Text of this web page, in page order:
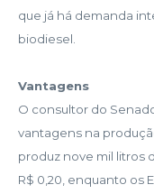
que já há demanda
biodiesel.
Vantagens
O consultor do
vantagens na
produz nove mil litros
R$ 0,20, enquanto os